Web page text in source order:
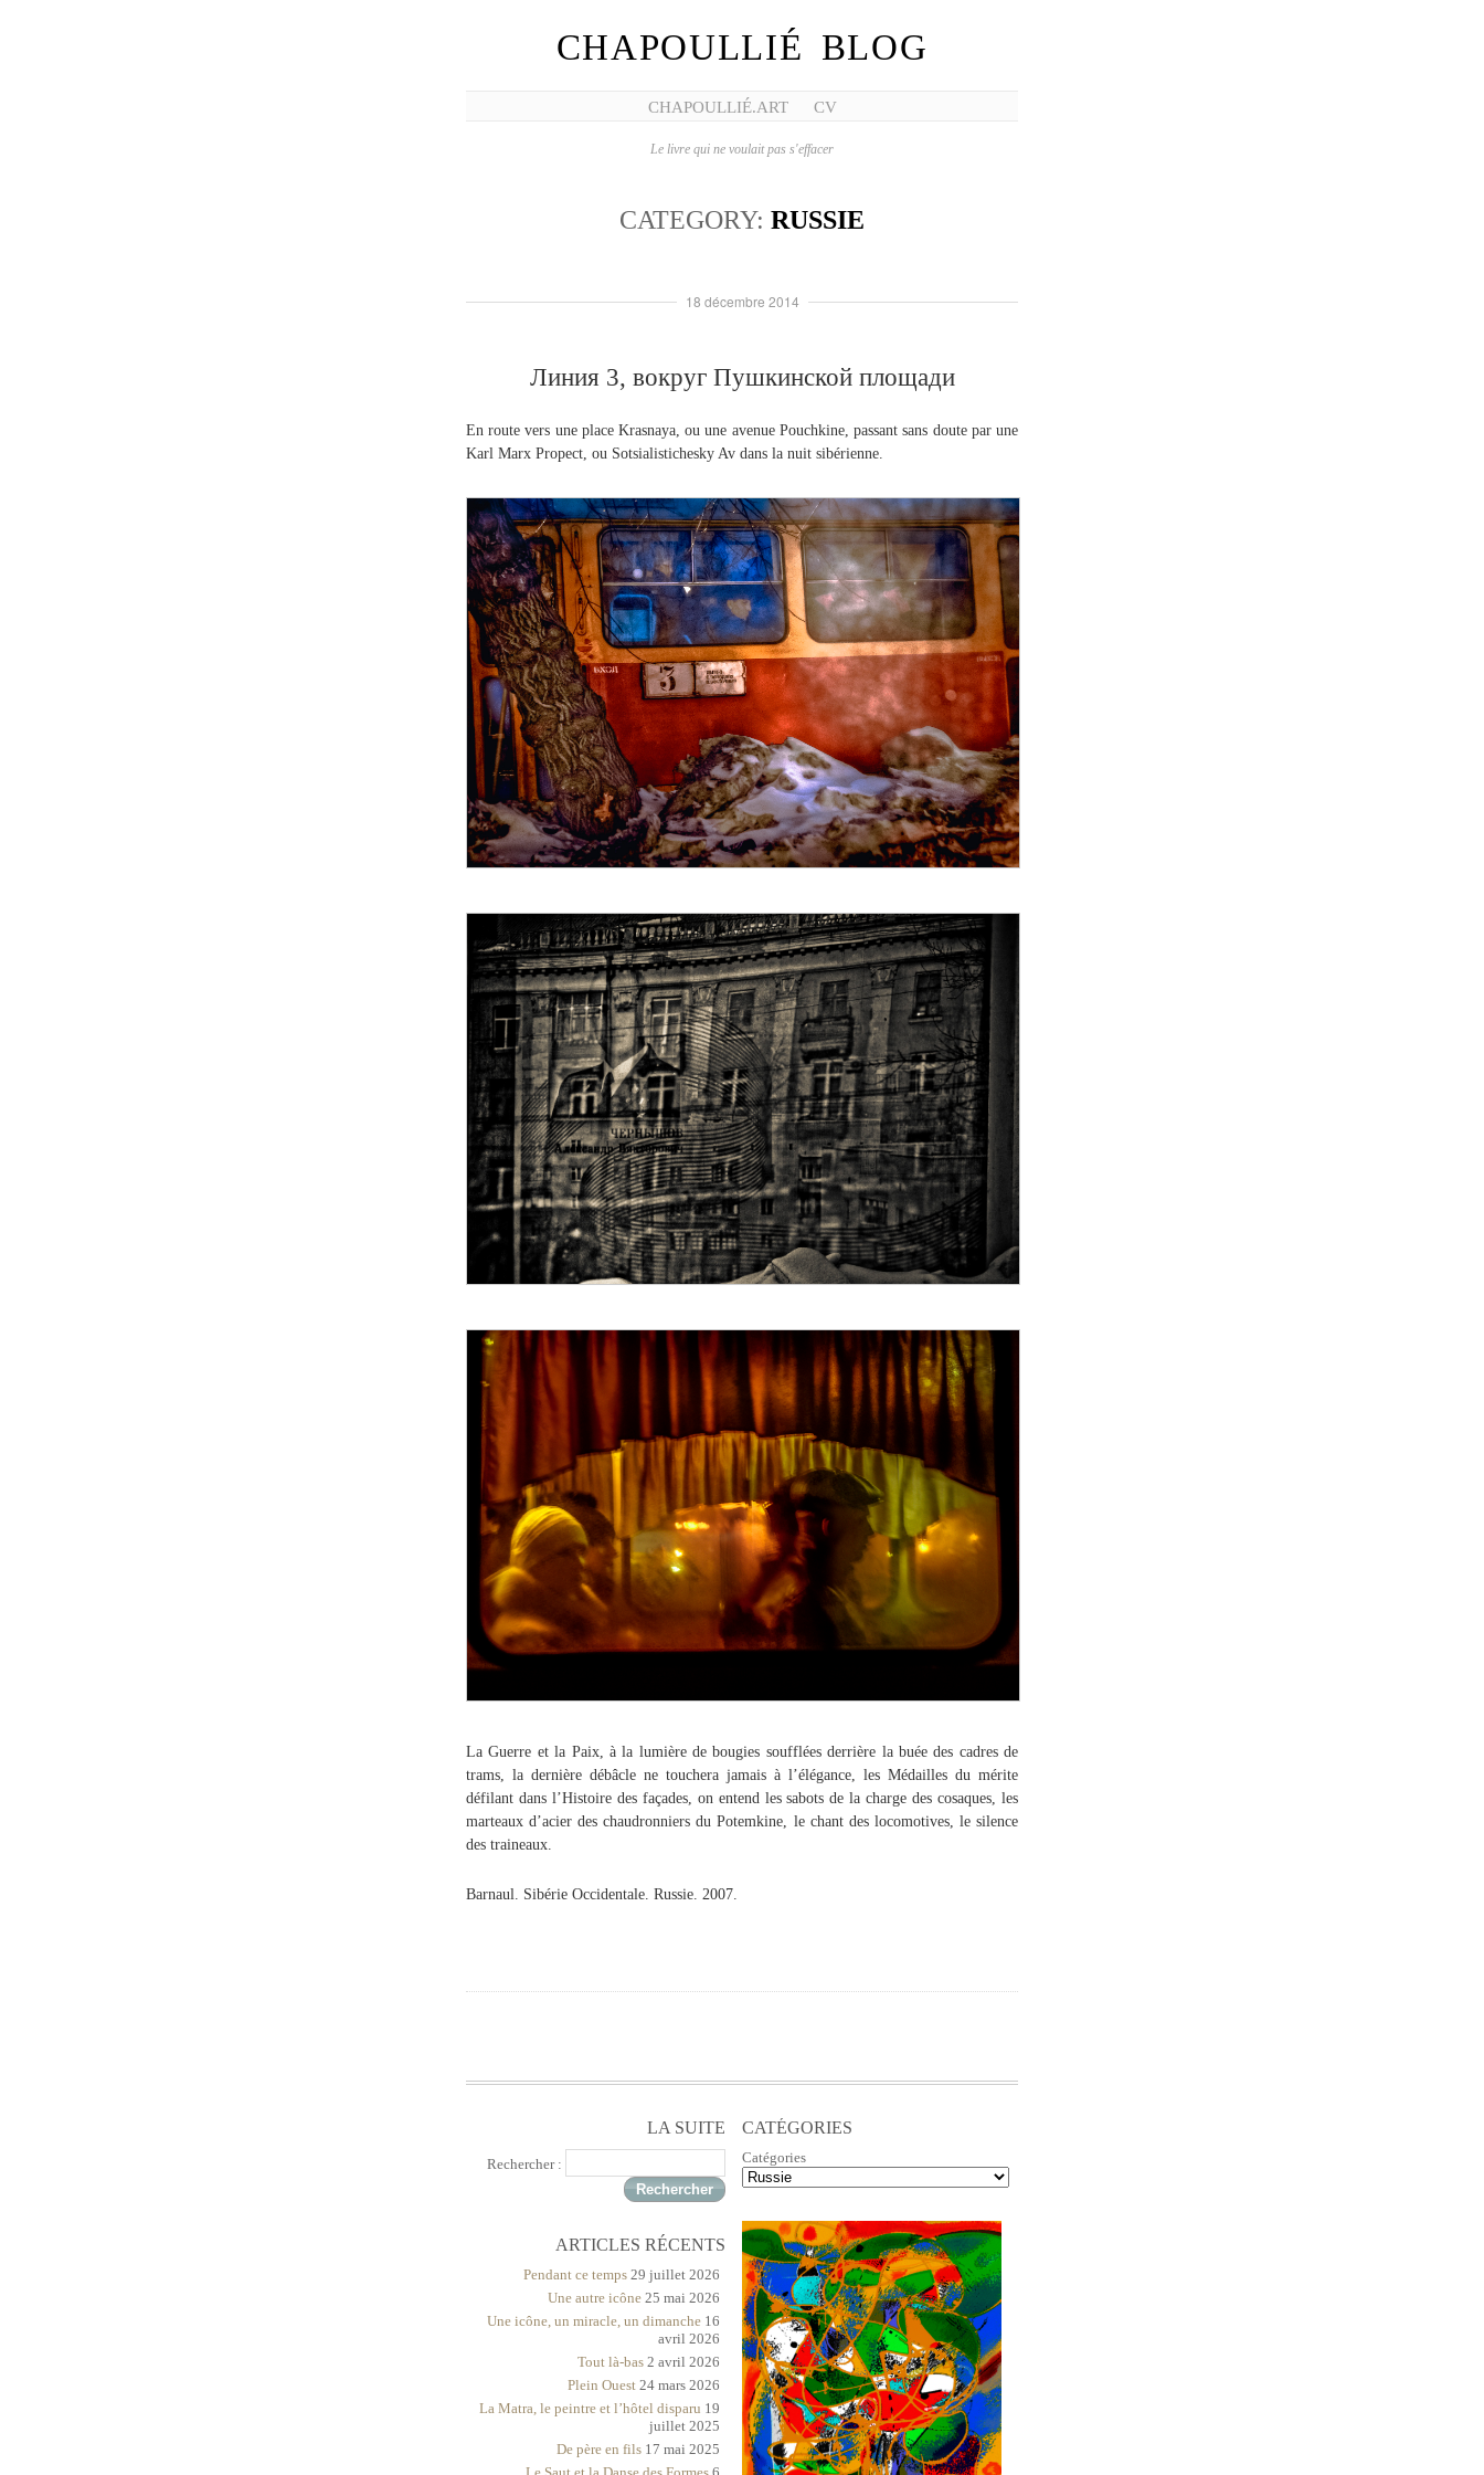
CHAPOULLIÉ BLOG
CHAPOULLIÉ.ART CV
Le livre qui ne voulait pas s'effacer
CATEGORY: RUSSIE
18 décembre 2014
Линия 3, вокруг Пушкинской площади
En route vers une place Krasnaya, ou une avenue Pouchkine, passant sans doute par une
Karl Marx Propect, ou Sotsialistichesky Av dans la nuit sibérienne.
La Guerre et la Paix, à la lumière de bougies soufflées derrière la buée des cadres de
trams, la dernière débâcle ne touchera jamais à l’élégance, les Médailles du mérite
défilant dans l’Histoire des façades, on entend les sabots de la charge des cosaques, les
marteaux d’acier des chaudronniers du Potemkine, le chant des locomotives, le silence
des traineaux.
Barnaul. Sibérie Occidentale. Russie. 2007.
LA SUITE
Rechercher :
ARTICLES RÉCENTS
Pendant ce temps 29 juillet 2026
Une autre icône 25 mai 2026
Une icône, un miracle, un dimanche 16
avril 2026
Tout là-bas 2 avril 2026
Plein Ouest 24 mars 2026
La Matra, le peintre et l’hôtel disparu 19
juillet 2025
De père en fils 17 mai 2025
CATÉGORIES
Catégories